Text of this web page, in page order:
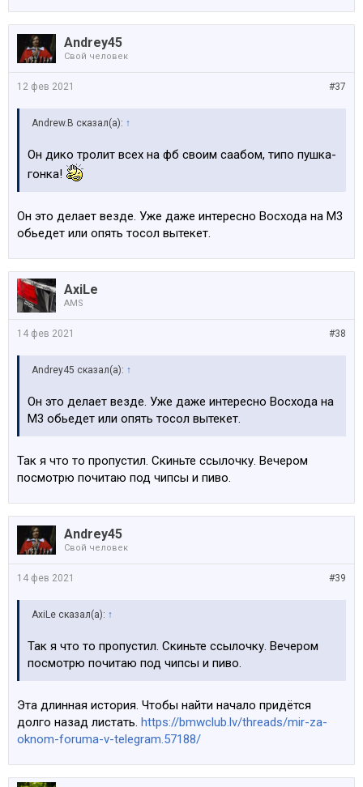
Andrey45
Свой человек
#37
12 фев 2021
Andrew.B сказал(а): ↑
Он дико тролит всех на фб своим саабом, типо пушка-
гонка!
Он это делает везде. Уже даже интересно Восхода на М3
обьедет или опять тосол вытекет.
AxiLe
AMS
#38
14 фев 2021
Andrey45 сказал(а): ↑
Он это делает везде. Уже даже интересно Восхода на
М3 обьедет или опять тосол вытекет.
Так я что то пропустил. Скиньте ссылочку. Вечером
посмотрю почитаю под чипсы и пиво.
Andrey45
Свой человек
#39
14 фев 2021
AxiLe сказал(а): ↑
Так я что то пропустил. Скиньте ссылочку. Вечером
посмотрю почитаю под чипсы и пиво.
Эта длинная история. Чтобы найти начало придётся
долго назад листать. https://bmwclub.lv/threads/mir-za-
oknom-foruma-v-telegram.57188/